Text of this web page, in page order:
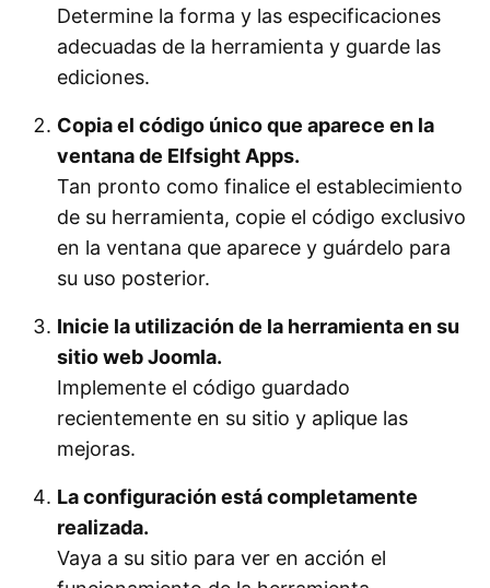
Determine la forma y las especificaciones
adecuadas de la herramienta y guarde las
ediciones.
Copia el código único que aparece en la
ventana de Elfsight Apps.
Tan pronto como finalice el establecimiento
de su herramienta, copie el código exclusivo
en la ventana que aparece y guárdelo para
su uso posterior.
Inicie la utilización de la herramienta en su
sitio web Joomla.
Implemente el código guardado
recientemente en su sitio y aplique las
mejoras.
La configuración está completamente
realizada.
Vaya a su sitio para ver en acción el